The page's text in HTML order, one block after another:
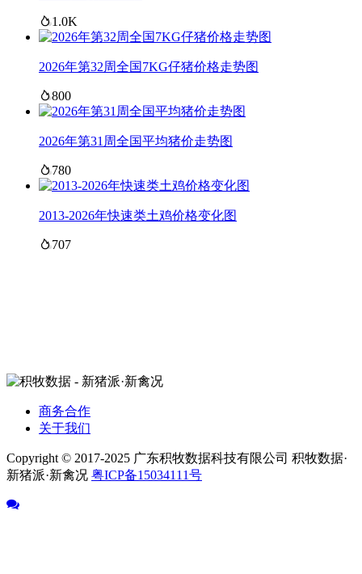
1.0K
2026年第32周全国7KG仔猪价格走势图
800
2026年第31周全国平均猪价走势图
780
2013-2026年快速类土鸡价格变化图
707
商务合作
关于我们
Copyright © 2017-2025 广东积牧数据科技有限公司 积牧数据·
新猪派·新禽况 粤ICP备15034111号